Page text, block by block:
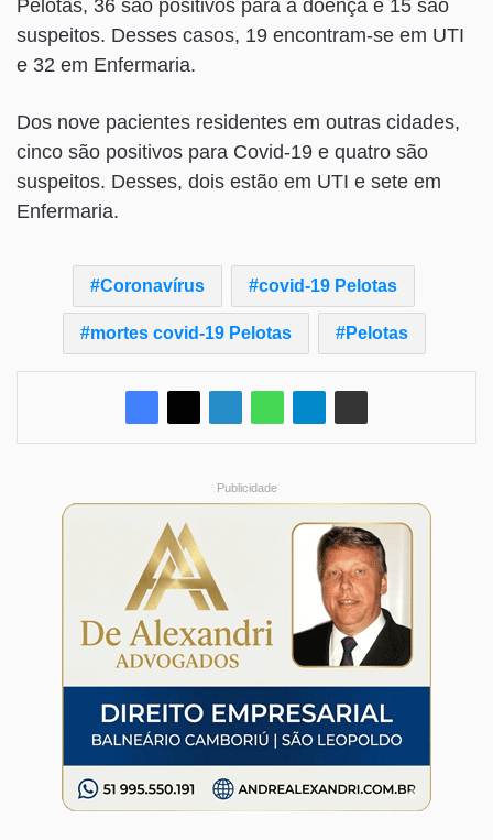
Pelotas, 36 são positivos para a doença e 15 são
suspeitos. Desses casos, 19 encontram-se em UTI
e 32 em Enfermaria.
Dos nove pacientes residentes em outras cidades,
cinco são positivos para Covid-19 e quatro são
suspeitos. Desses, dois estão em UTI e sete em
Enfermaria.
Coronavírus covid-19 Pelotas
mortes covid-19 Pelotas Pelotas
Publicidade